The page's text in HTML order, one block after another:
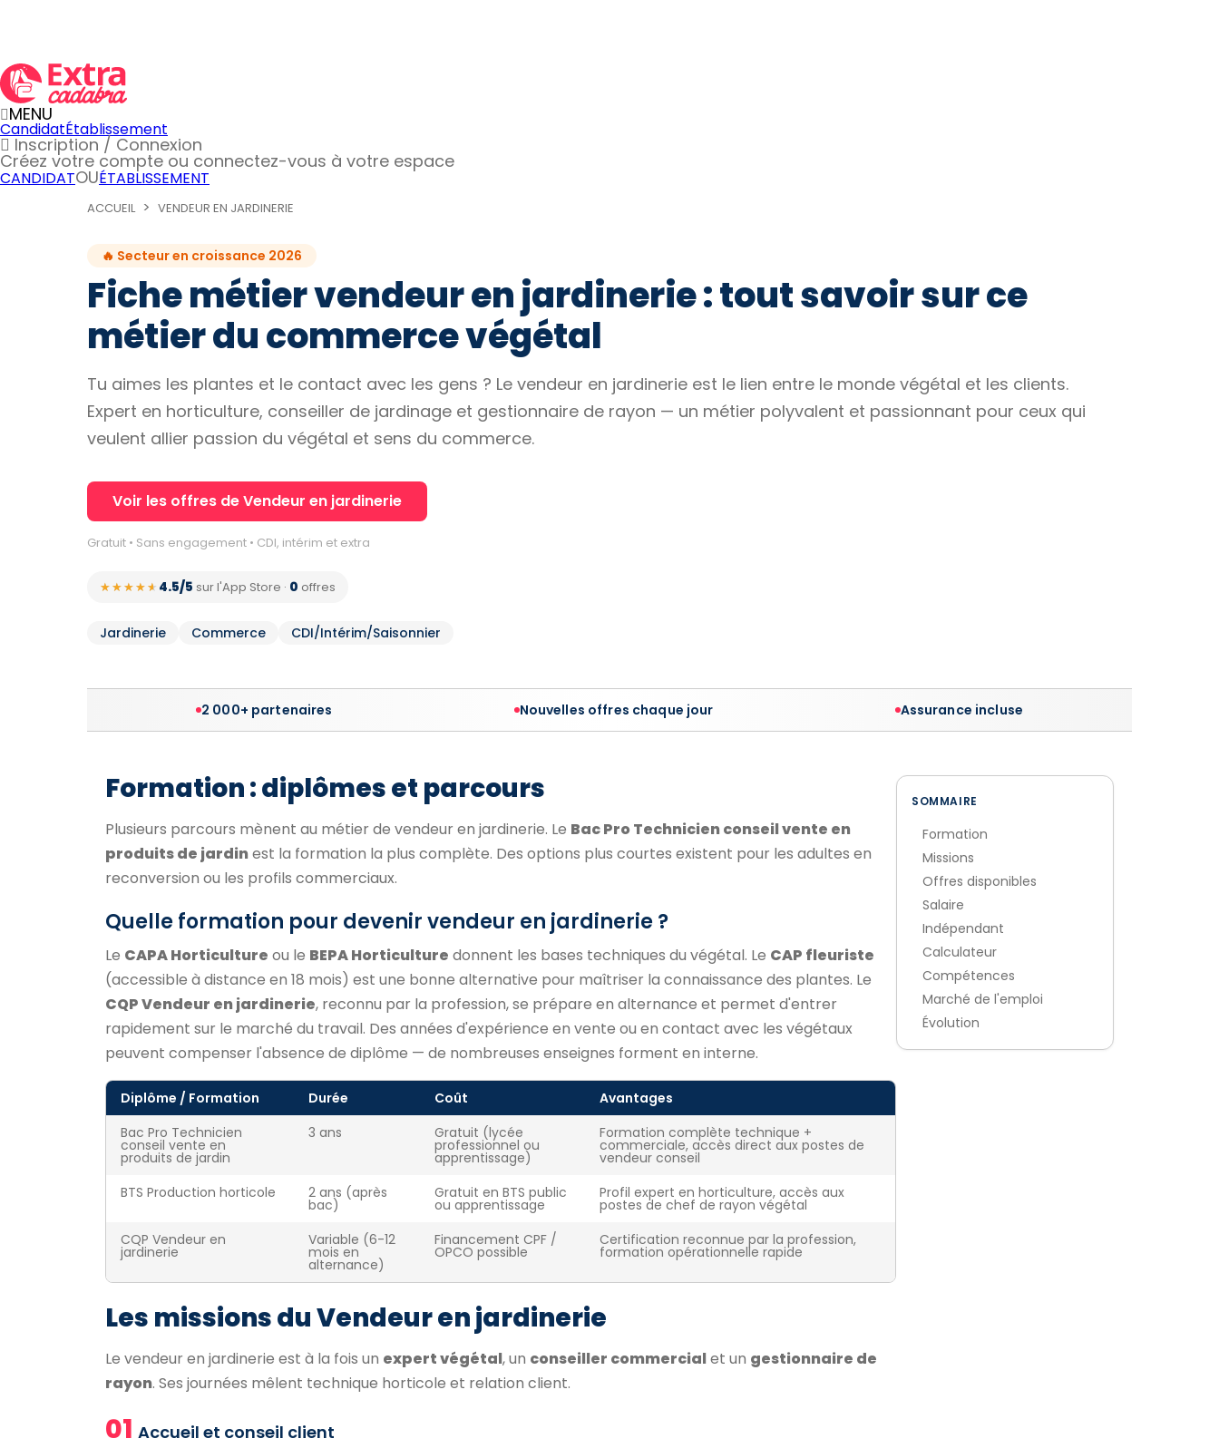
MENU
CandidatÉtablissement
Inscription / Connexion
Créez votre compte ou connectez-vous à votre espace
CANDIDATOUÉTABLISSEMENT
ACCUEIL VENDEUR EN JARDINERIE
🔥 Secteur en croissance 2026
Fiche métier vendeur en jardinerie : tout savoir sur ce
métier du commerce végétal
Tu aimes les plantes et le contact avec les gens ? Le vendeur en jardinerie est le lien entre le monde végétal et les clients.
Expert en horticulture, conseiller de jardinage et gestionnaire de rayon — un métier polyvalent et passionnant pour ceux qui
veulent allier passion du végétal et sens du commerce.
Voir les offres de Vendeur en jardinerie
Gratuit • Sans engagement • CDI, intérim et extra
★★★★★
★★★★★ 4.5/5 sur l'App Store · 0 offres
Jardinerie Commerce CDI/Intérim/Saisonnier
2 000+ partenaires Nouvelles offres chaque jour Assurance incluse
Formation : diplômes et parcours
Plusieurs parcours mènent au métier de vendeur en jardinerie. Le Bac Pro Technicien conseil vente en
produits de jardinest la formation la plus complète. Des options plus courtes existent pour les adultes en
reconversion ou les profils commerciaux.
Quelle formation pour devenir vendeur en jardinerie ?
Le CAPA Horticulture ou le BEPA Horticulture donnent les bases techniques du végétal. Le CAP fleuriste
(accessible à distance en 18 mois) est une bonne alternative pour maîtriser la connaissance des plantes. Le
CQP Vendeur en jardinerie, reconnu par la profession, se prépare en alternance et permet d'entrer
rapidement sur le marché du travail. Des années d'expérience en vente ou en contact avec les végétaux
peuvent compenser l'absence de diplôme — de nombreuses enseignes forment en interne.
Diplôme / Formation Durée Coût
Avantages
Bac Pro Technicien
conseil vente en
produits de jardin
3 ans Gratuit (lycée
professionnel ou
apprentissage)
Formation complète technique +
commerciale, accès direct aux postes de
vendeur conseil
BTS Production horticole
2 ans (après
bac)
Gratuit en BTS public
ou apprentissage
Profil expert en horticulture, accès aux
postes de chef de rayon végétal
CQP Vendeur en
jardinerie
Variable (6-12
mois en
alternance)
Financement CPF /
OPCO possible
Certification reconnue par la profession,
formation opérationnelle rapide
Les missions du Vendeur en jardinerie
Le vendeur en jardinerie est à la fois un expert végétal, un conseiller commercialet un gestionnaire de
rayon. Ses journées mêlent technique horticole et relation client.
01 Accueil et conseil client
SOMMAIRE
Formation
Missions
Offres disponibles
Salaire
Indépendant
Calculateur
Compétences
Marché de l'emploi
Évolution